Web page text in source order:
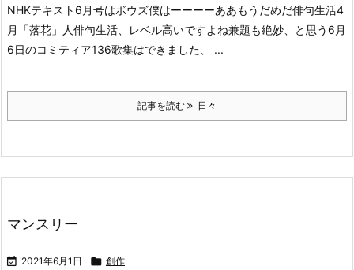
NHKテキスト6月号はボウズ僕はーーーーああもうだめだ俳句生活4
月「落花」人俳句生活、レベル高いですよね兼題も絶妙、と思う 6月
6日のコミティア136歌集はできました、 ...
記事を読む 日々
マンスリー
 2021年6月1日  創作